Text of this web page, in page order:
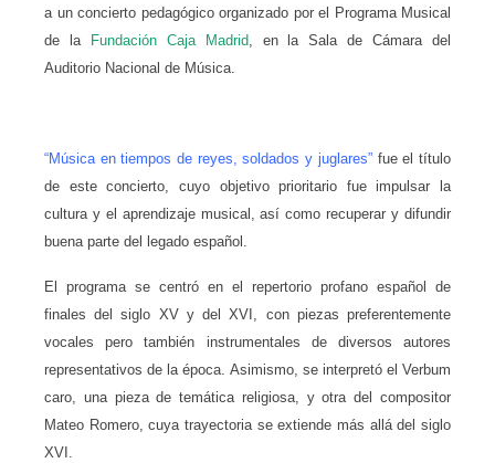
a un concierto pedagógico organizado por el Programa Musical
de la
Fundación Caja Madrid, en la Sala de Cámara del
Auditorio Nacional de Música.
“Música en tiempos de reyes, soldados y juglares”fue el título
de este concierto, cuyo objetivo prioritario fue impulsar la
cultura y el aprendizaje musical, así como recuperar y difundir
buena parte del legado español.
El programa se centró en el repertorio profano español de
finales del siglo XV y del XVI, con piezas preferentemente
vocales pero también instrumentales de diversos autores
representativos de la época. Asimismo, se interpretó el Verbum
caro, una pieza de temática religiosa, y otra del compositor
Mateo Romero, cuya trayectoria se extiende más allá del siglo
XVI.